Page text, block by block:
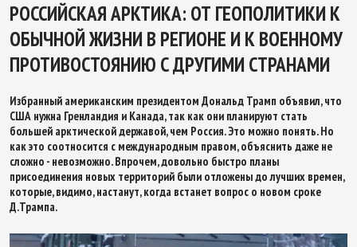
РОССИЙСКАЯ АРКТИКА: ОТ ГЕОПОЛИТИКИ К
ОБЫЧНОЙ ЖИЗНИ В РЕГИОНЕ И К ВОЕННОМУ
ПРОТИВОСТОЯНИЮ С ДРУГИМИ СТРАНАМИ
Избранный американским президентом Дональд Трамп объявил, что
США нужна Гренландия и Канада, так как они планируют стать
большей арктической державой, чем Россия. Это можно понять. Но
как это соотносится с международным правом, объяснить даже не
сложно - невозможно. Впрочем, довольно быстро планы
присоединения новых территорий были отложены до лучших времен,
которые, видимо, настанут, когда встанет вопрос о новом сроке
Д.Трампа.